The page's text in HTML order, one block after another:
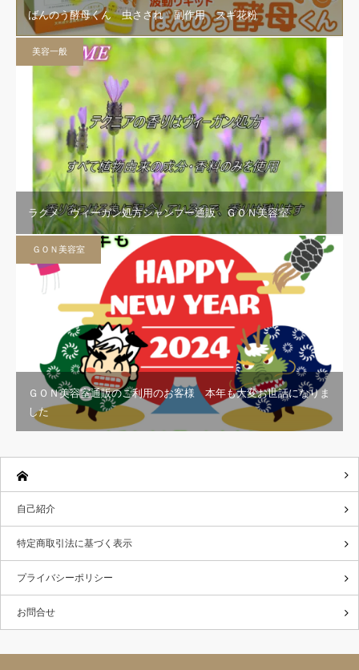
ばんのう酵母くん 虫さされ 副作用 スギ花粉
美容一般
ラクメ ヴィーガン処方シャンプー通販 ＧＯＮ美容室
ＧＯＮ美容室
ＧＯＮ美容室通販のご利用のお客様 本年も大変お世話になりま
した
自己紹介
特定商取引法に基づく表示
プライバシーポリシー
お問合せ